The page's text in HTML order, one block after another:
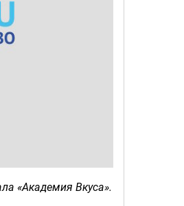
«Академия Вкуса».